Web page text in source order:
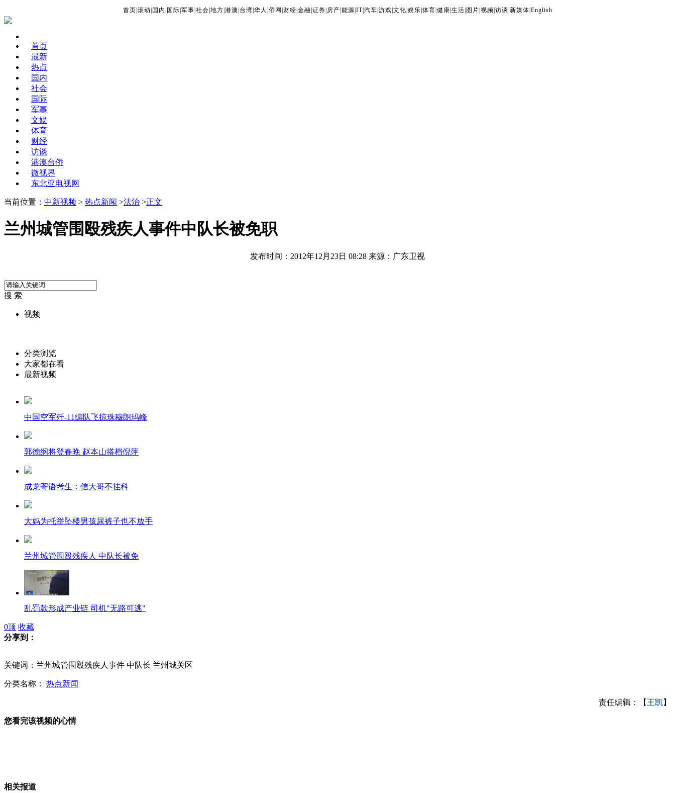
首页 滚动 国内 国际 军事 社会 地方 港澳 台湾 华人 侨网 财经 金融 证券 房产 能源 IT| 汽车 游戏 文化 娱乐 体育 健康 生活 图片 视频 访谈 新媒体 English
首页
最新
热点
国内
社会
国际
军事
文娱
体育
财经
访谈
港澳台侨
微视界
东北亚电视网
当前位置： 中新视频 > 热点新闻 >法治 >正文
兰州城管围殴残疾人事件中队长被免职
发布时间：2012年12月23日 08:28 来源：广东卫视
搜 索
视频
分类浏览
大家都在看
最新视频
中国空军歼-11编队飞掠珠穆朗玛峰
郭德纲将登春晚 赵本山搭档倪萍
成龙寄语考生：信大哥不挂科
大妈为托举坠楼男孩尿裤子也不放手
兰州城管围殴残疾人 中队长被免
乱罚款形成产业链 司机"无路可逃"
或笑或咆哮 交警"多张脸"收黑钱
0顶 收藏
分享到：
关键词：兰州城管围殴残疾人事件 中队长 兰州城关区
分类名称： 热点新闻
责任编辑：【 王凯】
您看完该视频的心情
相关报道